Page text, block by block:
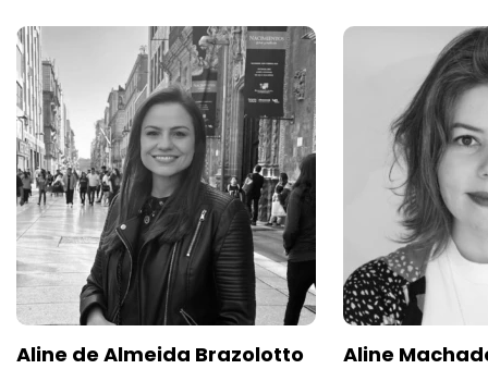
Aline de Almeida Brazolotto Aline